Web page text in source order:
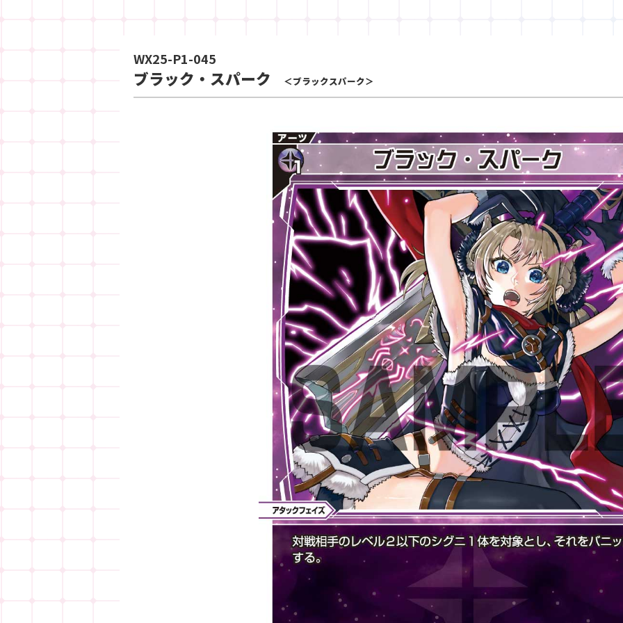
WX25-P1-045
ブラック・スパーク ＜ブラックスパーク＞